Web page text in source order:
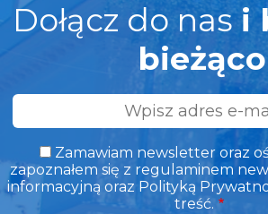
Dołącz do nasi
bieżąco
Adres
e-
mail Zamawiam newsletter oraz
zapoznałem się z regulaminem
informacyjną oraz Polityką
treść.